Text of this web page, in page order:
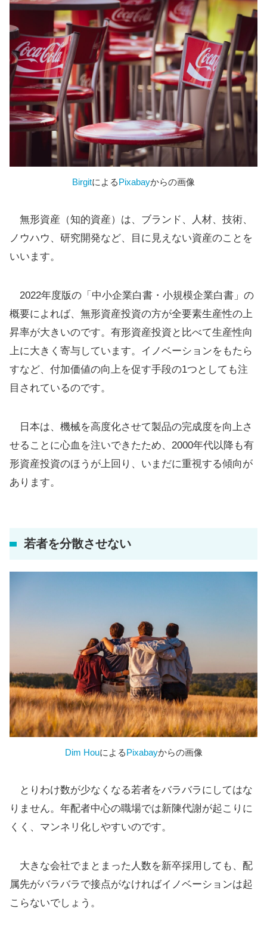
BirgitによるPixabayからの画像
無形資産（知的資産）は、ブランド、人材、技術、
ノウハウ、研究開発など、目に見えない資産のことを
いいます。
2022年度版の「中小企業白書・小規模企業白書」の
概要によれば、無形資産投資の方が全要素生産性の上
昇率が大きいのです。有形資産投資と比べて生産性向
上に大きく寄与しています。イノベーションをもたら
すなど、付加価値の向上を促す手段の1つとしても注
目されているのです。
日本は、機械を高度化させて製品の完成度を向上さ
せることに心血を注いできたため、2000年代以降も有
形資産投資のほうが上回り、いまだに重視する傾向が
あります。
若者を分散させない
Dim HouによるPixabayからの画像
とりわけ数が少なくなる若者をバラバラにしてはな
りません。年配者中心の職場では新陳代謝が起こりに
くく、マンネリ化しやすいのです。
大きな会社でまとまった人数を新卒採用しても、配
属先がバラバラで接点がなければイノベーションは起
こらないでしょう。